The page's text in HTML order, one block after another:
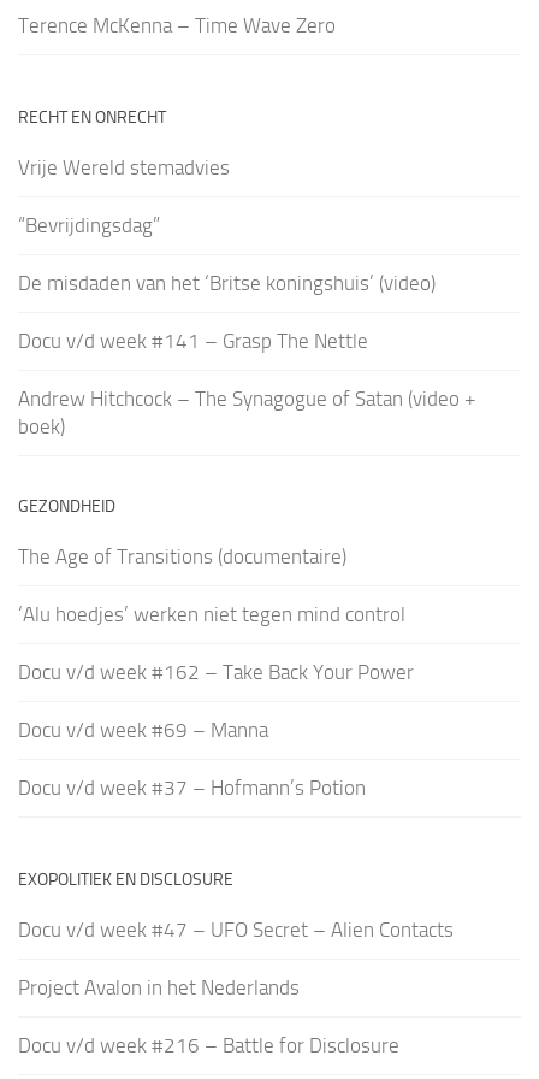
Terence McKenna – Time Wave Zero
RECHT EN ONRECHT
Vrije Wereld stemadvies
“Bevrijdingsdag”
De misdaden van het ‘Britse koningshuis’ (video)
Docu v/d week #141 – Grasp The Nettle
Andrew Hitchcock – The Synagogue of Satan (video +
boek)
GEZONDHEID
The Age of Transitions (documentaire)
‘Alu hoedjes’ werken niet tegen mind control
Docu v/d week #162 – Take Back Your Power
Docu v/d week #69 – Manna
Docu v/d week #37 – Hofmann’s Potion
EXOPOLITIEK EN DISCLOSURE
Docu v/d week #47 – UFO Secret – Alien Contacts
Project Avalon in het Nederlands
Docu v/d week #216 – Battle for Disclosure